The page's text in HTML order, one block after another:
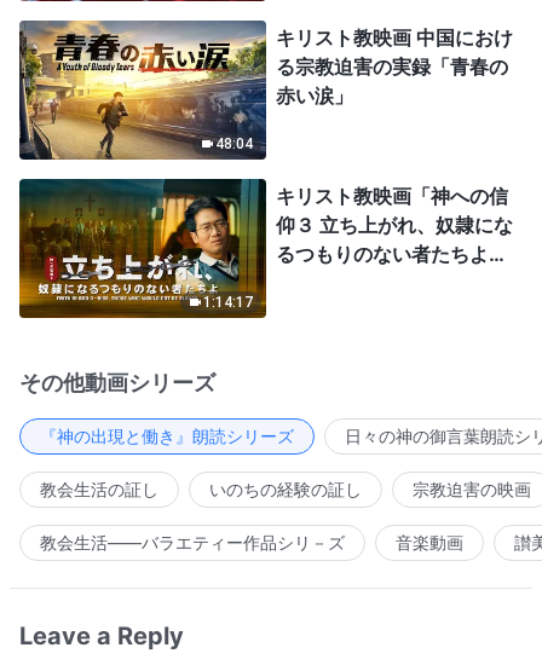
48:04
キリスト教映画 中国におけ
る宗教迫害の実録「青春の
赤い涙」
1:14:17
キリスト教映画「神への信
仰３ 立ち上がれ、奴隷にな
るつもりのない者たちよ」
その他動画シリーズ
『神の出現と働き』朗読シリーズ 日々の神の御言葉朗読シ
教会生活の証し いのちの経験の証し 宗教迫害の映画
教会生活――バラエティー作品シリ－ズ 音楽動画 讃
Leave a Reply